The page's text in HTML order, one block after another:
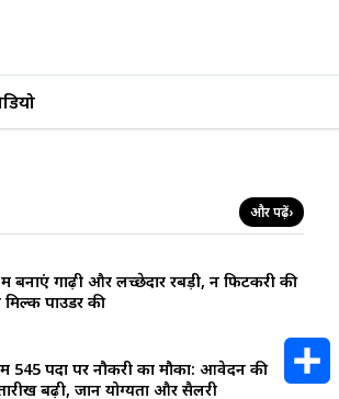
और पढ़ें›
गाढ़ी और लच्छेदार रबड़ी, न फिटकरी की
पाउडर की
545 पदों पर नौकरी का मौका: आवेदन की
बढ़ी, जानें योग्यता और सैलरी